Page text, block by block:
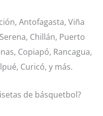
Antofagasta, Viña
Chillán, Puerto
Copiapó, Rancagua,
Curicó, y más.
de básquetbol?